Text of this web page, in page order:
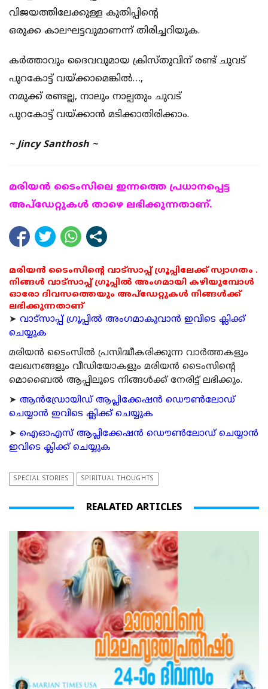
വിജയത്തിലേക്കുള്ള കുതിപ്പിൻ്റെ
ഒരുക്ക കാലഘട്ടവുമാണന്ന് തിരിച്ചറിയുക.
കർത്താവും ദൈവവുമായ ക്രിസ്തുവിന് രണ്ട് ചുവട്
പുറകോട്ട് വയ്ക്കാമെങ്കിൽ…,
നമുക്ക് രണ്ടല്ല, നാലും നാല്പതും ചുവട്
പുറകോട്ട് വയ്ക്കാൻ മടിക്കാതിരിക്കാം.
~ Jincy Santhosh ~
മരിയന്‍ ടൈംസിലെ ഇന്നത്തെ പ്രധാനപ്പെട്ട
അപ്ഡേറ്റുകള്‍ താഴെ ലഭിക്കുന്നതാണ്.
മരിയൻ ടൈംസിന്റെ വാട്സാപ്പ് ഗ്രൂപ്പിലേക്ക് സ്വാഗതം .
നിങ്ങൾ വാട്സാപ്പ് ഗ്രൂപ്പിൽ അംഗമായി കഴിയുമ്പോൾ
ഓരോ ദിവസത്തെയും അപ്ഡേറ്റുകൾ നിങ്ങൾക്ക്
ലഭിക്കുന്നതാണ്
➤ വാട്സാപ്പ് ഗ്രൂപ്പിൽ അംഗമാകുവാൻ ഇവിടെ ക്ലിക്ക്
ചെയ്യുക
മരിയന്‍ ടൈംസില്‍ പ്രസിദ്ധീകരിക്കുന്ന വാര്‍ത്തകളും
ലേഖനങ്ങളും വീഡിയോകളും മരിയന്‍ ടൈംസിന്റെ
മൊബൈല്‍ ആപ്പിലൂടെ നിങ്ങള്‍ക്ക് നേരിട്ട് ലഭിക്കും.
➤ ആന്‍ഡ്രോയിഡ് ആപ്ലിക്കേഷന്‍ ഡൌണ്‍ലോഡ്
ചെയ്യാന്‍ ഇവിടെ ക്ലിക്ക് ചെയ്യുക
➤ ഐഓഎസ് ആപ്ലിക്കേഷന്‍ ഡൌണ്‍ലോഡ് ചെയ്യാന്‍
ഇവിടെ ക്ലിക്ക് ചെയ്യുക
SPECIAL STORIES SPIRITUAL THOUGHTS
REALATED ARTICLES